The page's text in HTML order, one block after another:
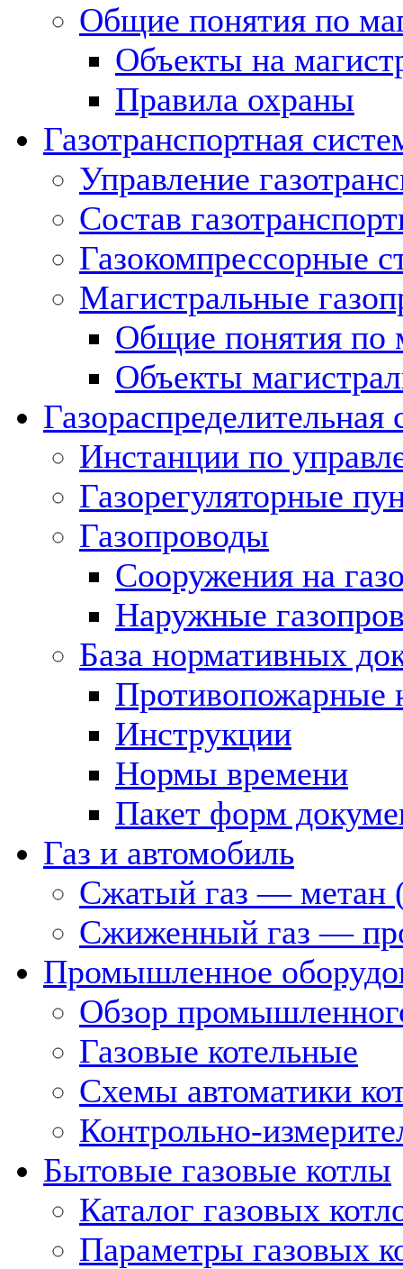
Общие понятия по
Объекты на
Правила охраны
Газотранспортная
Управление
Состав
Газокомпрессорные
Магистральные
Общие понятия по
Объекты
Газораспределительная
Инстанции по
Газорегуляторные
Газопроводы
Сооружения на
Наружные
База нормативных
Противопожарные
Инструкции
Нормы времени
Пакет форм
Газ и автомобиль
Сжатый газ — метан
Сжиженный газ —
Промышленное
Обзор
Газовые котельные
Схемы автоматики
Контрольно-
Бытовые газовые котлы
Каталог газовых
Параметры газовых